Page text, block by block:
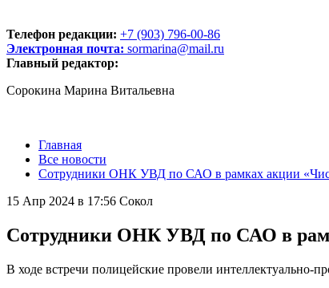
Телефон редакции: +7 (903) 796-00-86
Электронная почта: sormarina@mail.ru
Главный редактор:
Сорокина Марина Витальевна
Главная
Все новости
Сотрудники ОНК УВД по САО в рамках акции
15 Апр 2024 в 17:56 Сокол
Сотрудники ОНК УВД по САО в
В ходе встречи полицейские провели интеллектуально-